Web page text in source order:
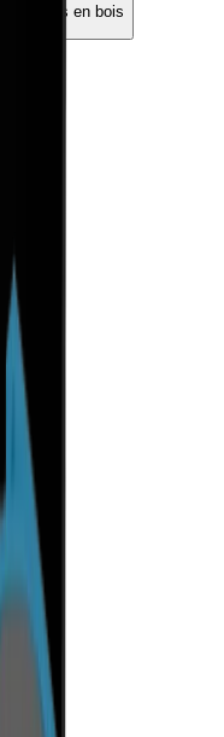
tiroirs en bois